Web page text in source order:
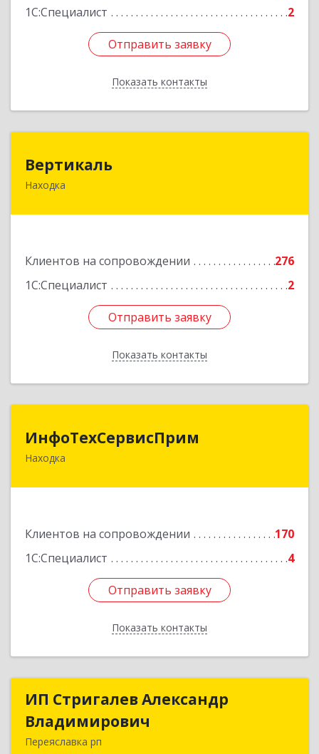
1С:Специалист
2
Отправить заявку
Показать контакты
Отправить заявку
Назад
Вертикаль
Находка
Клиентов на сопровождении
276
1С:Специалист
2
Отправить заявку
Показать контакты
Отправить заявку
Назад
ИнфоТехСервисПрим
Находка
Клиентов на сопровождении
170
1С:Специалист
4
Отправить заявку
Показать контакты
Отправить заявку
Назад
ИП Стригалев Александр
Владимирович
Переяславка рп
ИП Стригалев Александр